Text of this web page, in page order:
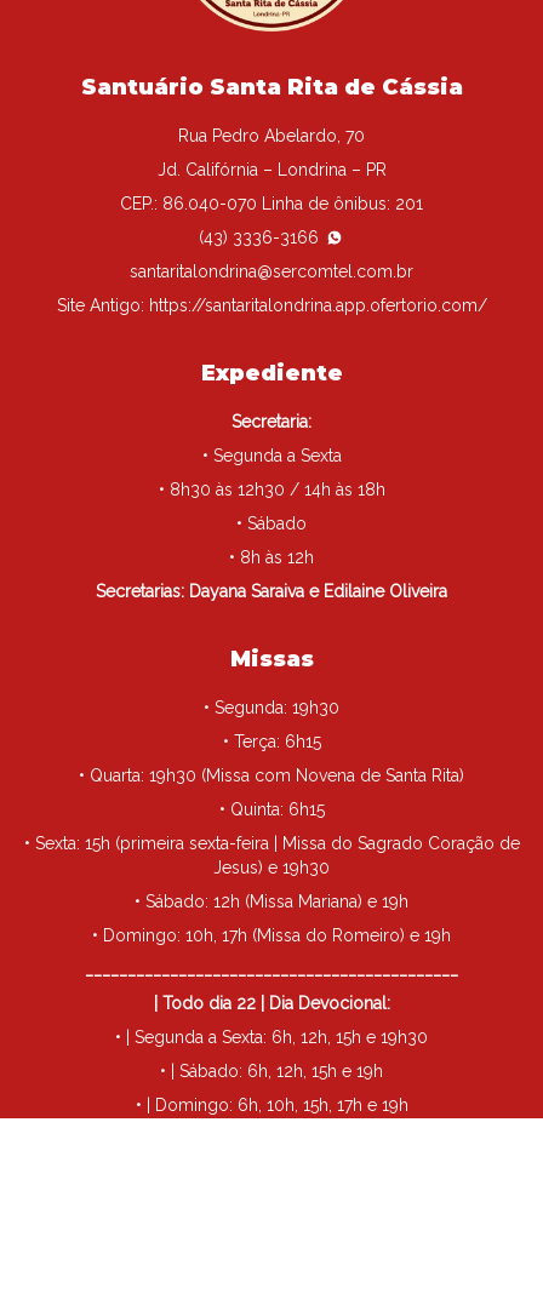
Santuário Santa Rita de Cássia
Rua Pedro Abelardo, 70
Jd. Califórnia – Londrina – PR
CEP.: 86.040-070 Linha de ônibus: 201
(43) 3336-3166
santaritalondrina@sercomtel.com.br
Site Antigo: https://santaritalondrina.app.ofertorio.com/
Expediente
Secretaria:
• Segunda a Sexta
• 8h30 às 12h30 / 14h às 18h
• Sábado
• 8h às 12h
Secretarias: Dayana Saraiva e Edilaine Oliveira
Missas
• Segunda: 19h30
• Terça: 6h15
• Quarta: 19h30 (Missa com Novena de Santa Rita)
• Quinta: 6h15
• Sexta: 15h (primeira sexta-feira | Missa do Sagrado Coração de
Jesus) e 19h30
• Sábado: 12h (Missa Mariana) e 19h
• Domingo: 10h, 17h (Missa do Romeiro) e 19h
| Todo dia 22 | Dia Devocional:
• | Segunda a Sexta: 6h, 12h, 15h e 19h30
• | Sábado: 6h, 12h, 15h e 19h
• | Domingo: 6h, 10h, 15h, 17h e 19h